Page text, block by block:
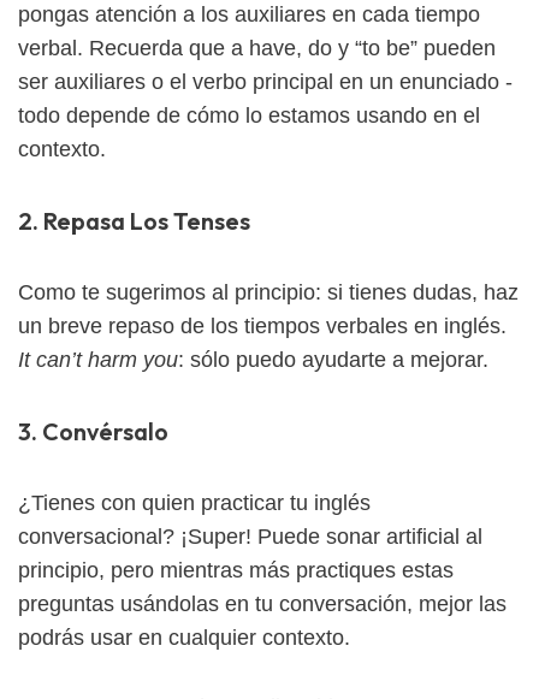
pongas atención a los auxiliares en cada tiempo
verbal. Recuerda que a have, do y “to be” pueden
ser auxiliares o el verbo principal en un enunciado -
todo depende de cómo lo estamos usando en el
contexto.
2. Repasa Los Tenses
Como te sugerimos al principio: si tienes dudas, haz
un breve repaso de los tiempos verbales en inglés.
It can’t harm you: sólo puedo ayudarte a mejorar.
3. Convérsalo
¿Tienes con quien practicar tu inglés
conversacional? ¡Super! Puede sonar artificial al
principio, pero mientras más practiques estas
preguntas usándolas en tu conversación, mejor las
podrás usar en cualquier contexto.